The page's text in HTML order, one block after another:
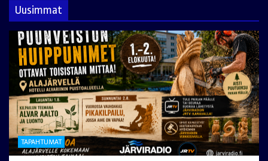
Uusimmat
TAPAHTUMAT